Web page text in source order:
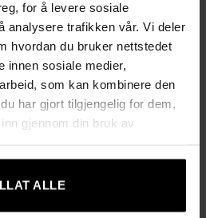
for å levere sosiale
analysere trafikken vår. Vi deler
hvordan du bruker nettstedet
innen sosiale medier,
som kan kombinere den
har gjort tilgjengelig for dem,
gjennom din bruk av
ALLE
gummitre sikrer stabilitet og
gir optimal stabilitet, selv på
i alle rom. Enkel montering